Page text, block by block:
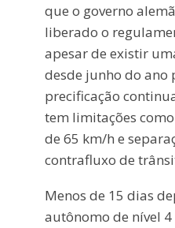
que o governo
liberado o
apesar de existir
desde junho do ano
precificação
tem limitações
de 65 km/h e
contrafluxo de
Menos de 15 dias
autônomo de nível